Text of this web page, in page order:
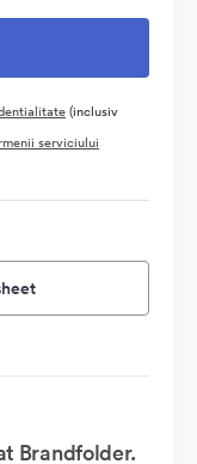
(inclusiv
serviciului
Brandfolder.